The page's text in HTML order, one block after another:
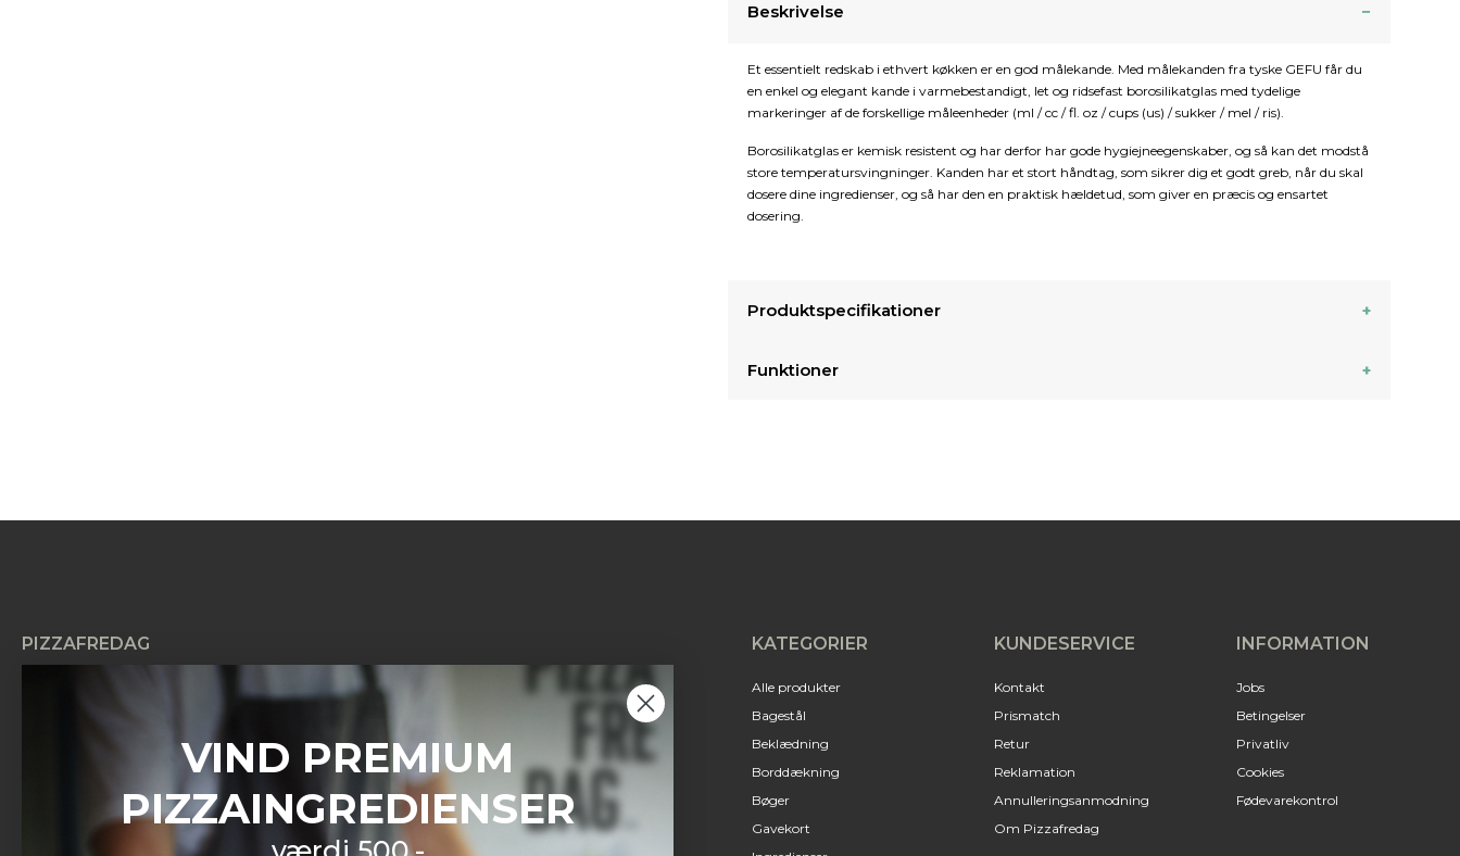
Beskrivelse
Et essentielt redskab i ethvert køkken er en god målekande. Med målekanden fra tyske GEFU får du
en enkel og elegant kande i varmebestandigt, let og ridsefast borosilikatglas med tydelige
markeringer af de forskellige måleenheder (ml / cc / fl. oz / cups (us) / sukker / mel / ris).
Borosilikatglas er kemisk resistent og har derfor har gode hygiejneegenskaber, og så kan det modstå
store temperatursvingninger. Kanden har et stort håndtag, som sikrer dig et godt greb, når du skal
dosere dine ingredienser, og så har den en praktisk hældetud, som giver en præcis og ensartet
dosering.
Produktspecifikationer
Funktioner
PIZZAFREDAG
Man – Søn:08:00 – 20:00
08:00 – 20:00
KATEGORIER
Alle produkter
Bagestål
Beklædning
Borddækning
Bøger
Gavekort
KUNDESERVICE
Kontakt
Prismatch
Retur
Reklamation
Annulleringsanmodning
Om Pizzafredag
INFORMATION
Jobs
Betingelser
Privatliv
Cookies
Fødevarekontrol
VIND PREMIUM
PIZZAINGREDIENSER